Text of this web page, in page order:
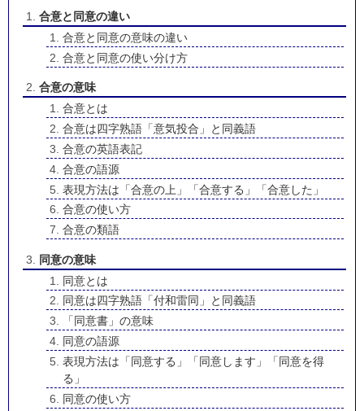
合意と同意の違い
合意と同意の意味の違い
合意と同意の使い分け方
合意の意味
合意とは
合意は四字熟語「意気投合」と同義語
合意の英語表記
合意の語源
表現方法は「合意の上」「合意する」「合意した」
合意の使い方
合意の類語
同意の意味
同意とは
同意は四字熟語「付和雷同」と同義語
「同意書」の意味
同意の語源
表現方法は「同意する」「同意します」「同意を得
る」
同意の使い方